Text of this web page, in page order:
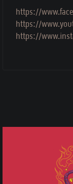
https://
https://
https://